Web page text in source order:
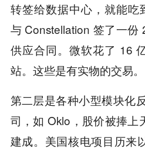
转签给数据中心，就能吃
与 Constellation 签了一份
供应合同。微软花了 16
站。这些是有实物的交易。
第二层是各种小型模块化
司，如 Oklo，股价被捧上
建成。美国核电项目历来